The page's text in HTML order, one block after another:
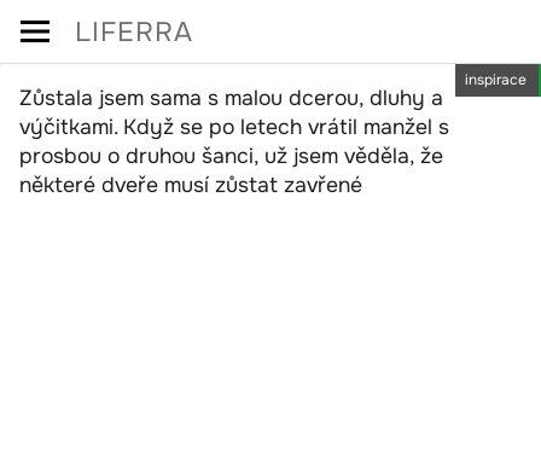
Skip
content
LIFERRA
inspirace
Zůstala jsem sama s malou dcerou, dluhy a
výčitkami. Když se po letech vrátil manžel s
prosbou o druhou šanci, už jsem věděla, že
některé dveře musí zůstat zavřené